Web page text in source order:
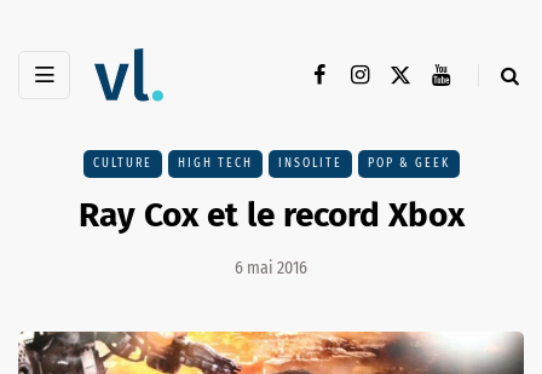
CULTURE HIGH TECH INSOLITE POP & GEEK
Ray Cox et le record Xbox
6 mai 2016